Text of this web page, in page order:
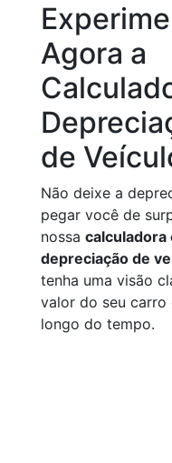
Agora a
de
Não deixe a
pegar você de
nossa calculadora
depreciação de
tenha uma visão
valor do seu carro
longo do tempo.